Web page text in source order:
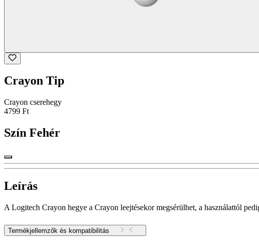
Crayon Tip
Crayon cserehegy
4799 Ft
Szín Fehér
Leírás
A Logitech Crayon hegye a Crayon leejtésekor megsérülhet, a használattól
Termékjellemzők és kompatibilitás